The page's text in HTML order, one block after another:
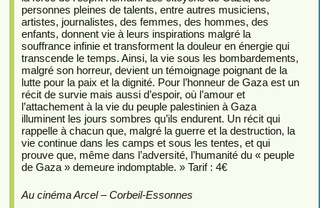
personnes pleines de talents, entre autres musiciens,
artistes, journalistes, des femmes, des hommes, des
enfants, donnent vie à leurs inspirations malgré la
souffrance infinie et transforment la douleur en énergie qui
transcende le temps. Ainsi, la vie sous les bombardements,
malgré son horreur, devient un témoignage poignant de la
lutte pour la paix et la dignité. Pour l’honneur de Gaza est un
récit de survie mais aussi d’espoir, où l’amour et
l’attachement à la vie du peuple palestinien à Gaza
illuminent les jours sombres qu’ils endurent. Un récit qui
rappelle à chacun que, malgré la guerre et la destruction, la
vie continue dans les camps et sous les tentes, et qui
prouve que, même dans l’adversité, l’humanité du « peuple
de Gaza » demeure indomptable. » Tarif : 4€
Au cinéma Arcel – Corbeil-Essonnes